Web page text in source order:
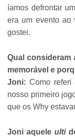
íamos defrontar
era um evento ao
gostei.
Qual consideram
memorável e
Joni: Como referi
nosso primeiro
que os Why
Joni aquele ulti